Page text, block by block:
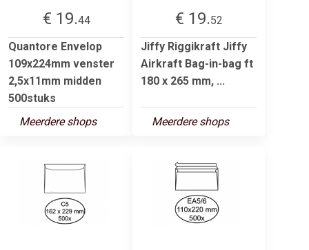
€ 19.44
Quantore Envelop
109x224mm venster
2,5x11mm midden
500stuks
Meerdere shops
€ 19.52
Jiffy Riggikraft Jiffy
Airkraft Bag-in-bag ft
180 x 265 mm, ...
Meerdere shops